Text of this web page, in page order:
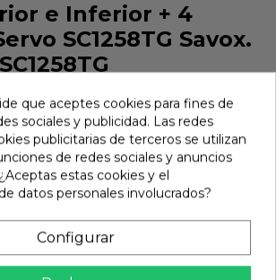
e Inferior + 4
SC1258TG Savox.
Ref: CASE-SC1258TG
Añadir
que aceptes cookies para fines de
sociales y publicidad. Las redes
publicitarias de terceros se utilizan
de redes sociales y anuncios
estas cookies y el
datos personales involucrados?
Configurar